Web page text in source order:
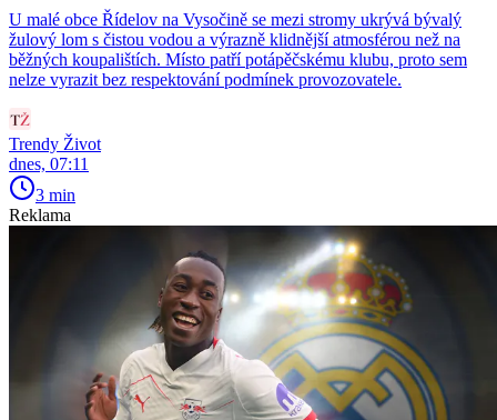
U malé obce Řídelov na Vysočině se mezi stromy ukrývá bývalý
žulový lom s čistou vodou a výrazně klidnější atmosférou než na
běžných koupalištích. Místo patří potápěčskému klubu, proto sem
nelze vyrazit bez respektování podmínek provozovatele.
Trendy Život
dnes, 07:11
3 min
Reklama